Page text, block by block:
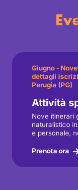
Giugno -
dettagli
Perugia (PG)
Attività
Nove itinerari
naturalistico
e personale,
Prenota ora